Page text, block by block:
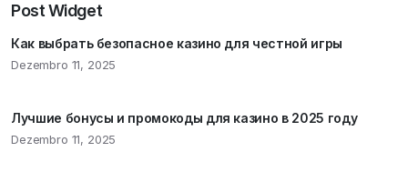
Post Widget
Как выбрать безопасное казино для честной игры
Dezembro 11, 2025
Лучшие бонусы и промокоды для казино в 2025 году
Dezembro 11, 2025